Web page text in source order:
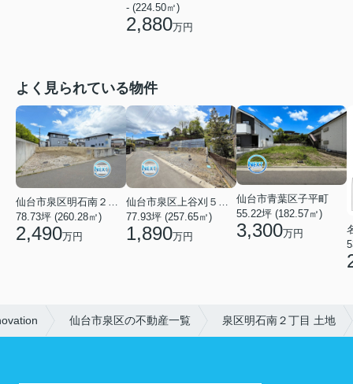
- (224.50㎡)
2,880万円
よく見られている物件
78.73坪 (260.28㎡)
2,490万円
77.93坪 (257.65㎡)
1,890万円
仙台市青葉区子平町
55.22坪 (182.57㎡)
3,300万円
仙台市泉区の不動産一覧 泉区明石南２丁目 土地